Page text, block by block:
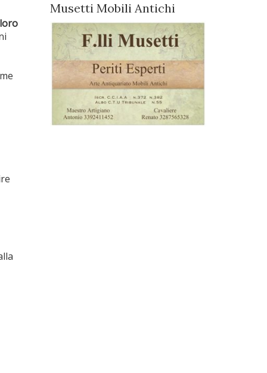
Musetti Mobili Antichi